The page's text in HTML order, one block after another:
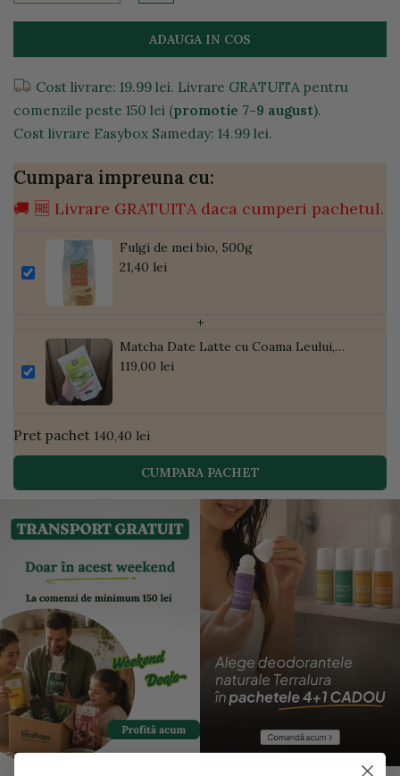
ADAUGA IN COS
Cost livrare: 19.99 lei. Livrare GRATUITA pentru
comenzile peste 150 lei (promotie 7-9 august).
Cost livrare Easybox Sameday: 14.99 lei.
Cumpara impreuna cu:
🚚 🆓 Livrare GRATUITA daca cumperi pachetul.
Fulgi de mei bio, 500g
21,40 lei
+
Matcha Date Latte cu Coama Leului,
Pudră de Curmale și Ghimbir, ECO, 300g
119,00 lei
Pret pachet 140,40 lei
CUMPARA PACHET